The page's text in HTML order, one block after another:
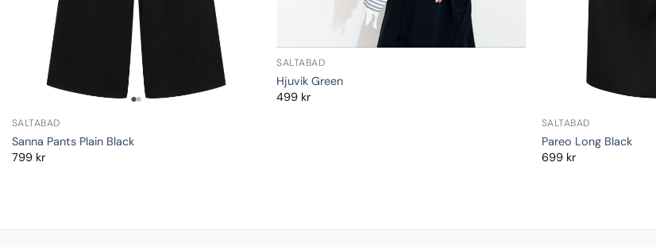
SALTABAD
Sanna Pants Plain Black
799 kr
SALTABAD
Hjuvik Green
499 kr
SALTABAD
Pareo Long Black
699 kr